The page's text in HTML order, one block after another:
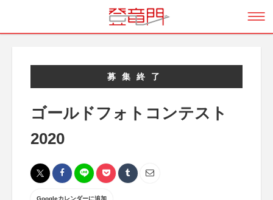
募集終了
ゴールドフォトコンテスト
2020
Googleカレンダーに追加